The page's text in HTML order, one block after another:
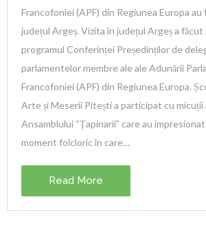
Francofoniei (APF) din Regiunea Europa
județul Argeș. Vizita în județul Argeș a
programul Conferinței Președinților de
parlamentelor membre ale ale Adunării
Francofoniei (APF) din Regiunea Europa.
Arte și Meserii Pitești a participat cu micuții
Ansamblului “Țapinarii” care au
moment folcloric în care…
Read More